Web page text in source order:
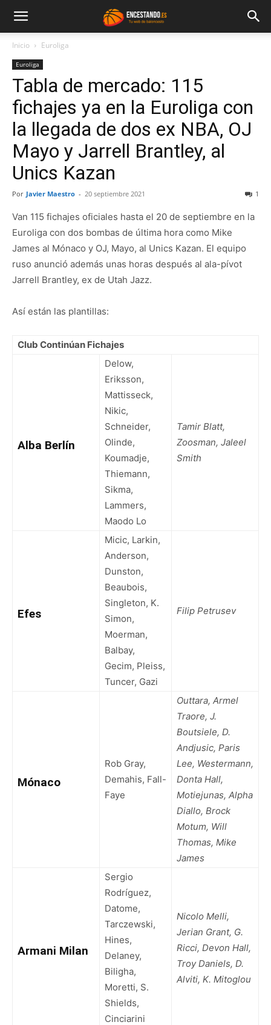
Inicio Euroliga
Euroliga
Tabla de mercado: 115
fichajes ya en la Euroliga con
la llegada de dos ex NBA, OJ
Mayo y Jarrell Brantley, al
Unics Kazan
Por Javier Maestro - 20 septiembre 2021 1
Van 115 fichajes oficiales hasta el 20 de septiembre en la
Euroliga con dos bombas de última hora como Mike
James al Mónaco y OJ, Mayo, al Unics Kazan. El equipo
ruso anunció además unas horas después al ala-pívot
Jarrell Brantley, ex de Utah Jazz.
Así están las plantillas:
Club Continúan Fichajes
Alba Berlín
Delow,
Eriksson,
Mattisseck,
Nikic,
Schneider,
Olinde,
Koumadje,
Thiemann,
Sikma,
Lammers,
Maodo Lo
Tamir Blatt,
Zoosman, Jaleel
Smith
Efes
Micic, Larkin,
Anderson,
Dunston,
Beaubois,
Singleton, K.
Simon,
Moerman,
Balbay,
Gecim, Pleiss,
Tuncer, Gazi
Filip Petrusev
Mónaco
Rob Gray,
Demahis, Fall-
Faye
Outtara, Armel
Traore, J.
Boutsiele, D.
Andjusic, Paris
Lee, Westermann,
Donta Hall,
Motiejunas, Alpha
Diallo, Brock
Motum, Will
Thomas, Mike
James
Armani Milan
Sergio
Rodríguez,
Datome,
Tarczewski,
Hines,
Delaney,
Biligha,
Moretti, S.
Shields,
Cinciarini
Nicolo Melli,
Jerian Grant, G.
Ricci, Devon Hall,
Troy Daniels, D.
Alviti, K. Mitoglou